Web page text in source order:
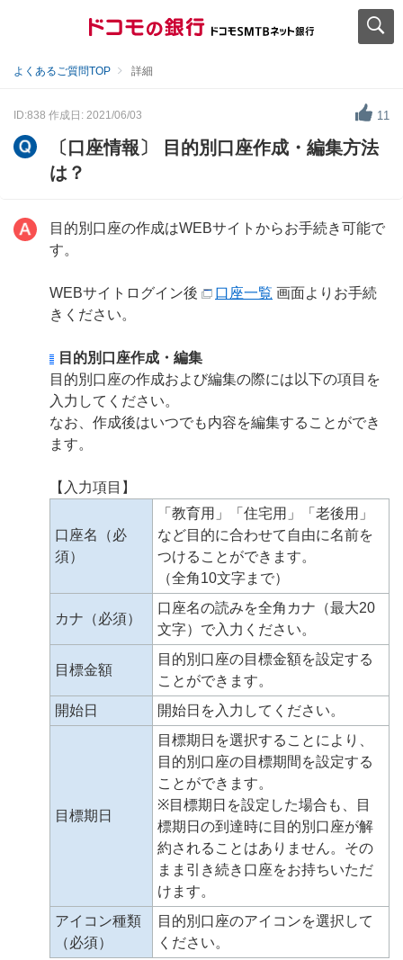
よくあるご質問TOP 詳細
ID:838 作成日: 2021/06/03 11
〔口座情報〕 目的別口座作成・編集方法
は？
目的別口座の作成はWEBサイトからお手続き可能で
す。
WEBサイトログイン後 口座一覧 画面よりお手続
きください。
目的別口座作成・編集
目的別口座の作成および編集の際には以下の項目を
入力してください。
なお、作成後はいつでも内容を編集することができ
ます。
【入力項目】
口座名（必
須）
「教育用」「住宅用」「老後用」
など目的に合わせて自由に名前を
つけることができます。
（全角10文字まで）
カナ（必須）
口座名の読みを全角カナ（最大20
文字）で入力ください。
目標金額
目的別口座の目標金額を設定する
ことができます。
開始日
開始日を入力してください。
目標期日
目標期日を選択することにより、
目的別口座の目標期間を設定する
ことができます。
※目標期日を設定した場合も、目
標期日の到達時に目的別口座が解
約されることはありません。その
まま引き続き口座をお持ちいただ
けます。
アイコン種類
（必須）
目的別口座のアイコンを選択して
ください。